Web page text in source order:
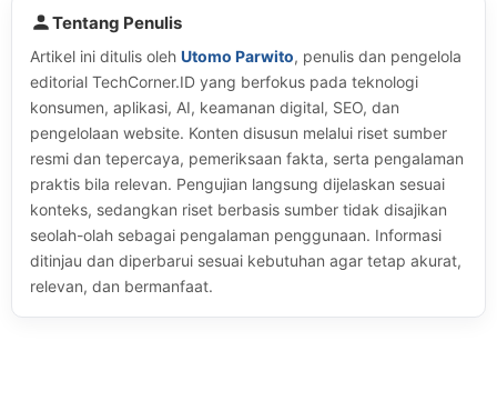
Tentang Penulis
Artikel ini ditulis oleh Utomo Parwito, penulis dan pengelola
editorial TechCorner.ID yang berfokus pada teknologi
konsumen, aplikasi, AI, keamanan digital, SEO, dan
pengelolaan website. Konten disusun melalui riset sumber
resmi dan tepercaya, pemeriksaan fakta, serta pengalaman
praktis bila relevan. Pengujian langsung dijelaskan sesuai
konteks, sedangkan riset berbasis sumber tidak disajikan
seolah-olah sebagai pengalaman penggunaan. Informasi
ditinjau dan diperbarui sesuai kebutuhan agar tetap akurat,
relevan, dan bermanfaat.